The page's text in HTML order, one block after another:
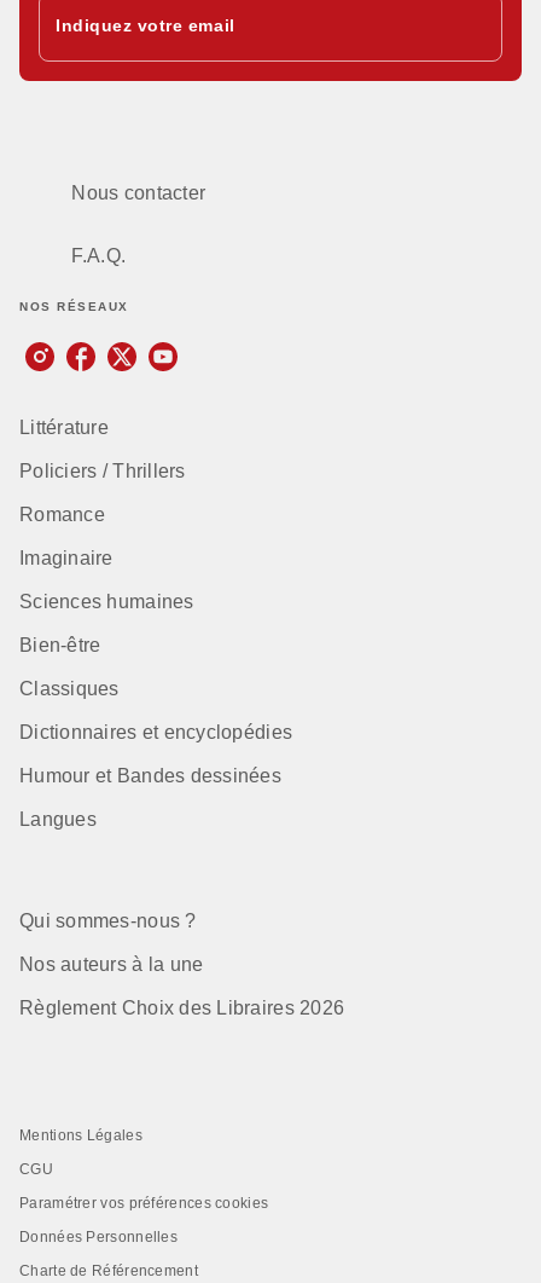
Indiquez votre email
Nous contacter
F.A.Q.
NOS RÉSEAUX
Littérature
Policiers / Thrillers
Romance
Imaginaire
Sciences humaines
Bien-être
Classiques
Dictionnaires et encyclopédies
Humour et Bandes dessinées
Langues
Qui sommes-nous ?
Nos auteurs à la une
Règlement Choix des Libraires 2026
Mentions Légales
CGU
Paramétrer vos préférences cookies
Données Personnelles
Charte de Référencement